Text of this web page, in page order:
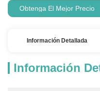
Obtenga El Mejor Precio
Información Detallada
Información